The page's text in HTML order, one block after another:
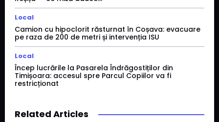
Local
Camion cu hipoclorit răsturnat în Coșava: evacuare
pe raza de 200 de metri și intervenția ISU
Local
Încep lucrările la Pasarela Îndrăgostiților din
Timișoara: accesul spre Parcul Copiilor va fi
restricționat
Related Articles